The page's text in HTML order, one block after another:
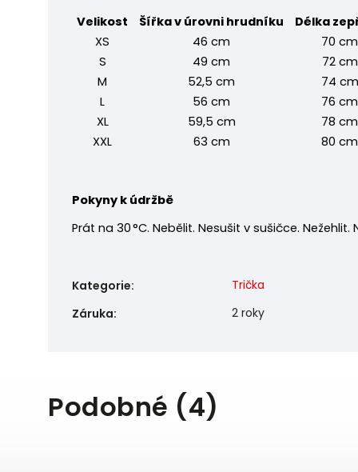
Velikost
Šířka v úrovni hrudníku
Délka
XS
46 cm
70 cm
S
49 cm
72 cm
M
52,5 cm
74 cm
L
56 cm
76 cm
XL
59,5 cm
78 cm
XXL
63 cm 80 cm
Pokyny k údržbě
Prát na 30 °C. Nebělit. Nesušit v sušičce.
Kategorie:
Trička
Záruka: 2 roky
Podobné (4)